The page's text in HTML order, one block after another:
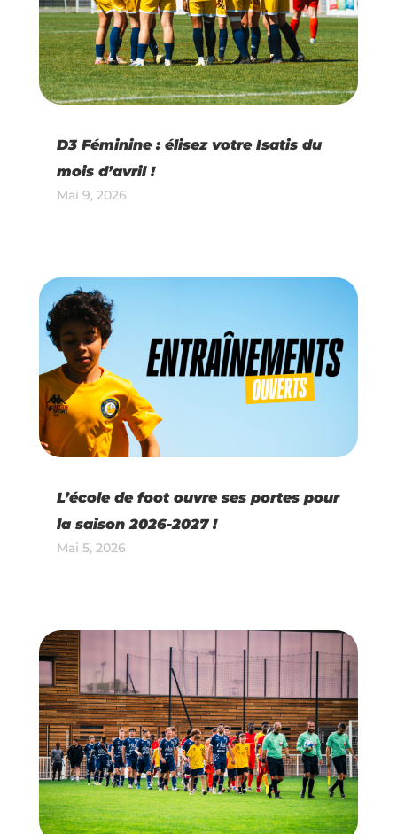
D3 Féminine : élisez votre Isatis du
mois d’avril !
Mai 9, 2026
L’école de foot ouvre ses portes pour
la saison 2026-2027 !
Mai 5, 2026